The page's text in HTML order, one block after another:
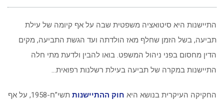
התיישנות היא סיטואציה משפטית שבה על אף קיומה של עילת
תביעה, בשל הזמן שחלף מאז הולדתה ועד הגשת התביעה, מקים
הדין מחסום בפני ניהול המשפט. בואו להבין ולדעת מתי חלה
התיישנות במקרה של תביעה בעילת רשלנות רפואית…
החקיקה העיקרית בנושא היא חוק ההתיישנות
תשי”ח-1958, על אף